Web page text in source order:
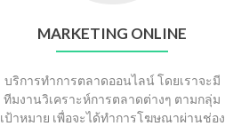
MARKETING ONLINE
บริการทำการตลาดออนไลน์ โดยเราจะมี
ทีมงานวิเคราะห์การตลาดต่างๆ ตามกลุ่ม
เป้าหมาย เพื่อจะได้ทำการโฆษณาผ่านช่อง